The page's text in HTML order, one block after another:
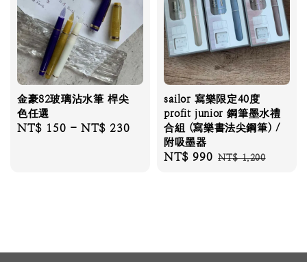
金豪82玻璃沾水筆 桿尖
色任選
Regular
NT$ 150 -NT$ 230
sailor 寫樂限定40度
profit junior 鋼筆墨水禮
合組 (寫樂書法尖鋼筆) /
附吸墨器
Sale
NT$ 990 Regular
NT$ 1,200